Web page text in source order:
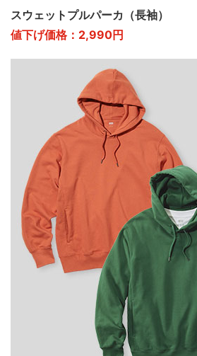
スウェットプルパーカ（長袖）
値下げ価格：2,990円